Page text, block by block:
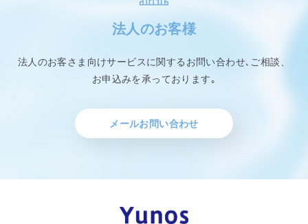
法人のお客様
法人のお客さま向けサービスに関するお問い合わせ､ご相談、
お申込みを承っております｡
メールお問い合わせ